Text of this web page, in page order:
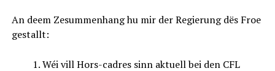
An deem Zesummenhang hu mir der Regierung dës Froe
gestallt:
Wéi vill Hors-cadres sinn aktuell bei den CFL